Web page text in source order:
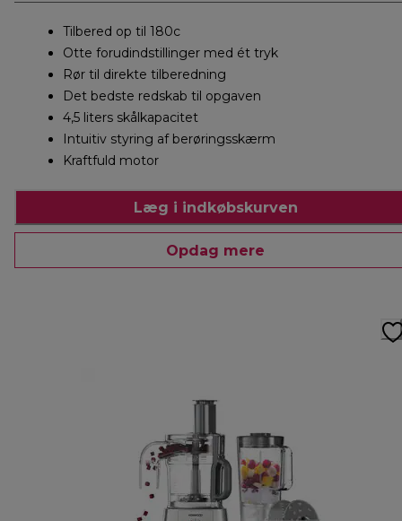
Tilbered op til 180c
Otte forudindstillinger med ét tryk
Rør til direkte tilberedning
Det bedste redskab til opgaven
4,5 liters skålkapacitet
Intuitiv styring af berøringsskærm
Kraftfuld motor
Læg i indkøbskurven
Opdag mere